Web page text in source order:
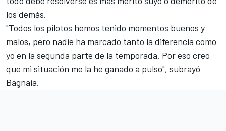
los demás.
"Todos los pilotos hemos tenido momentos buenos y
malos, pero nadie ha marcado tanto la diferencia como
yo en la segunda parte de la temporada. Por eso creo
que mi situación me la he ganado a pulso", subrayó
Bagnaia.